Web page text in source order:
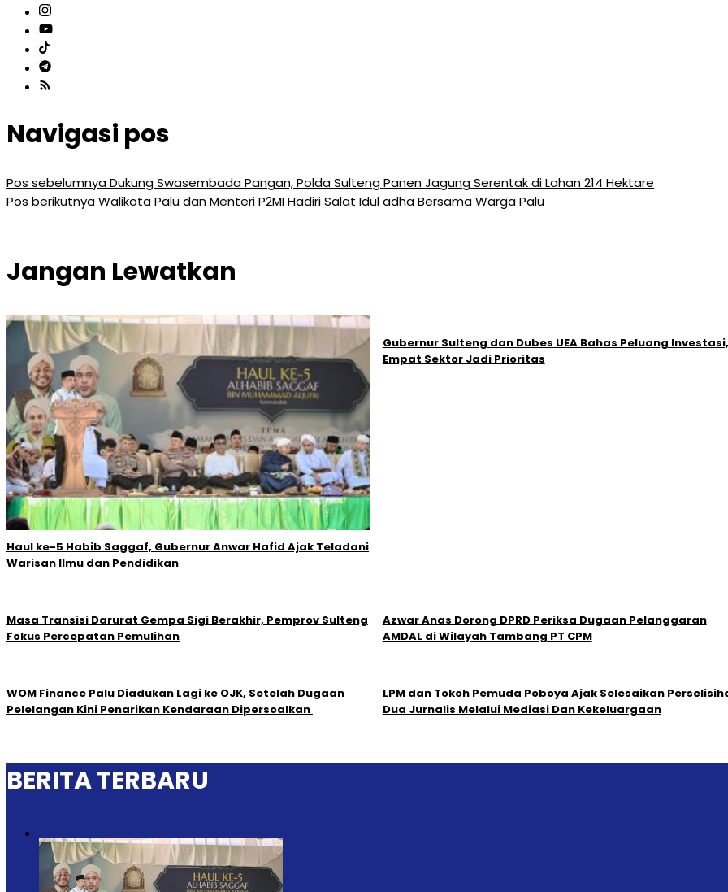
Navigasi pos
Pos sebelumnyaDukung Swasembada Pangan, Polda Sulteng Panen Jagung Serentak di Lahan 214 Hektare
Pos berikutnyaWalikota Palu dan Menteri P2MI Hadiri Salat Idul adha Bersama Warga Palu
Jangan Lewatkan
Haul ke-5 Habib Saggaf, Gubernur Anwar Hafid Ajak Teladani
Warisan Ilmu dan Pendidikan
Gubernur Sulteng dan Dubes UEA Bahas Peluang Investasi,
Empat Sektor Jadi Prioritas
Masa Transisi Darurat Gempa Sigi Berakhir, Pemprov Sulteng
Fokus Percepatan Pemulihan
Azwar Anas Dorong DPRD Periksa Dugaan Pelanggaran
AMDAL di Wilayah Tambang PT CPM
‎WOM Finance Palu Diadukan Lagi ke OJK, Setelah Dugaan
Pelelangan Kini Penarikan Kendaraan Dipersoalkan ‎
LPM dan Tokoh Pemuda Poboya Ajak Selesaikan
Dua Jurnalis Melalui Mediasi Dan Kekeluargaan
BERITA TERBARU